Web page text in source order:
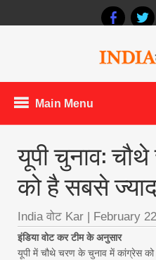
Main Menu
यूपी चुनाव:
को है सबसे
India वोट Kar February
इंडिया वोट कर टीम के अनुसार
यूपी में चौथे चरण के चुनाव में कांग्रेस